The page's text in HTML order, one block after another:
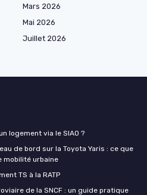
Mars 2026
Mai 2026
Juillet 2026
logement via le SIAO ?
de bord sur la Toyota Yaris : ce que
mobilité urbaine
TS à la RATP
de la SNCF : un guide pratique